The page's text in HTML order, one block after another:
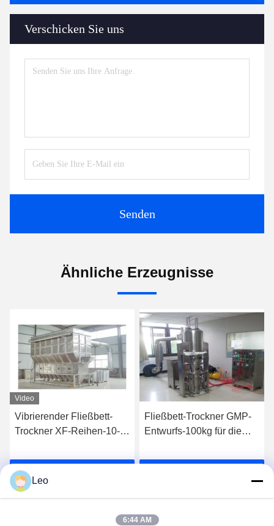
Verschicken Sie uns
Senden
Ähnliche Erzeugnisse
Video
Vibrierender Fließbett-
Trockner XF-Reihen-10-
Acid
Fließbett-Trockner GMP-
Entwurfs-100kg für die
Körnchens
Leo
6:44 AM